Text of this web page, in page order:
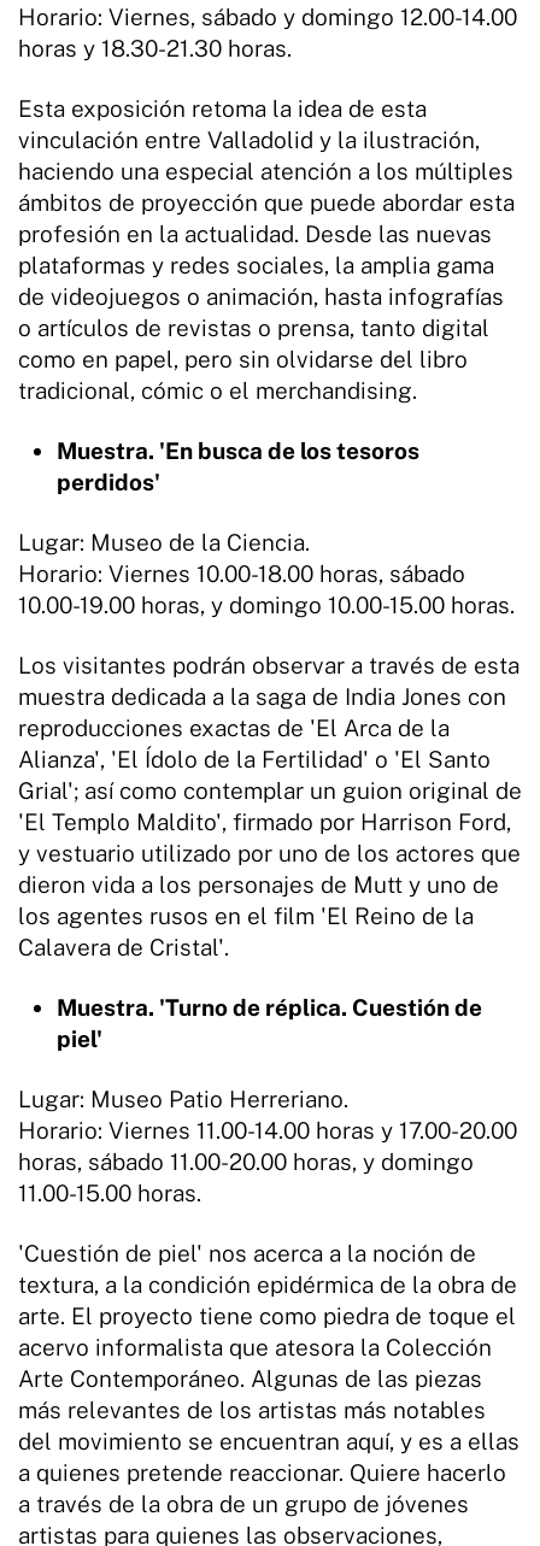
Horario: Viernes, sábado y domingo 12.00-14.00
horas y 18.30-21.30 horas.
Esta exposición retoma la idea de esta
vinculación entre Valladolid y la ilustración,
haciendo una especial atención a los múltiples
ámbitos de proyección que puede abordar esta
profesión en la actualidad. Desde las nuevas
plataformas y redes sociales, la amplia gama
de videojuegos o animación, hasta infografías
o artículos de revistas o prensa, tanto digital
como en papel, pero sin olvidarse del libro
tradicional, cómic o el merchandising.
Muestra. 'En busca de los tesoros
perdidos'
Lugar: Museo de la Ciencia.
Horario: Viernes 10.00-18.00 horas, sábado
10.00-19.00 horas, y domingo 10.00-15.00 horas.
Los visitantes podrán observar a través de esta
muestra dedicada a la saga de India Jones con
reproducciones exactas de 'El Arca de la
Alianza', 'El Ídolo de la Fertilidad' o 'El Santo
Grial'; así como contemplar un guion original de
'El Templo Maldito', firmado por Harrison Ford,
y vestuario utilizado por uno de los actores que
dieron vida a los personajes de Mutt y uno de
los agentes rusos en el film 'El Reino de la
Calavera de Cristal'.
Muestra. 'Turno de réplica. Cuestión de
piel'
Lugar: Museo Patio Herreriano.
Horario: Viernes 11.00-14.00 horas y 17.00-20.00
horas, sábado 11.00-20.00 horas, y domingo
11.00-15.00 horas.
'Cuestión de piel' nos acerca a la noción de
textura, a la condición epidérmica de la obra de
arte. El proyecto tiene como piedra de toque el
acervo informalista que atesora la Colección
Arte Contemporáneo. Algunas de las piezas
más relevantes de los artistas más notables
del movimiento se encuentran aquí, y es a ellas
a quienes pretende reaccionar. Quiere hacerlo
a través de la obra de un grupo de jóvenes
artistas para quienes las observaciones,